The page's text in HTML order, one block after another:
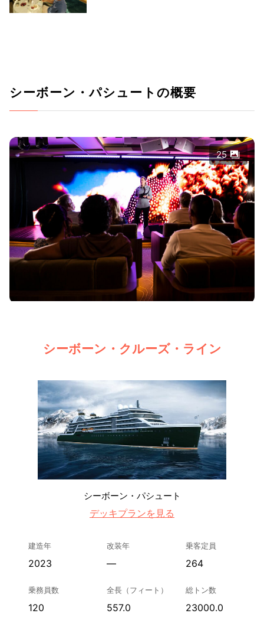
シーボーン・パシュートの概要
25
シーボーン・クルーズ・ライン
シーボーン・パシュート
デッキプランを見る
建造年
2023
改装年
—
乗客定員
264
乗務員数
120
全長（フィート）
557.0
総トン数
23000.0